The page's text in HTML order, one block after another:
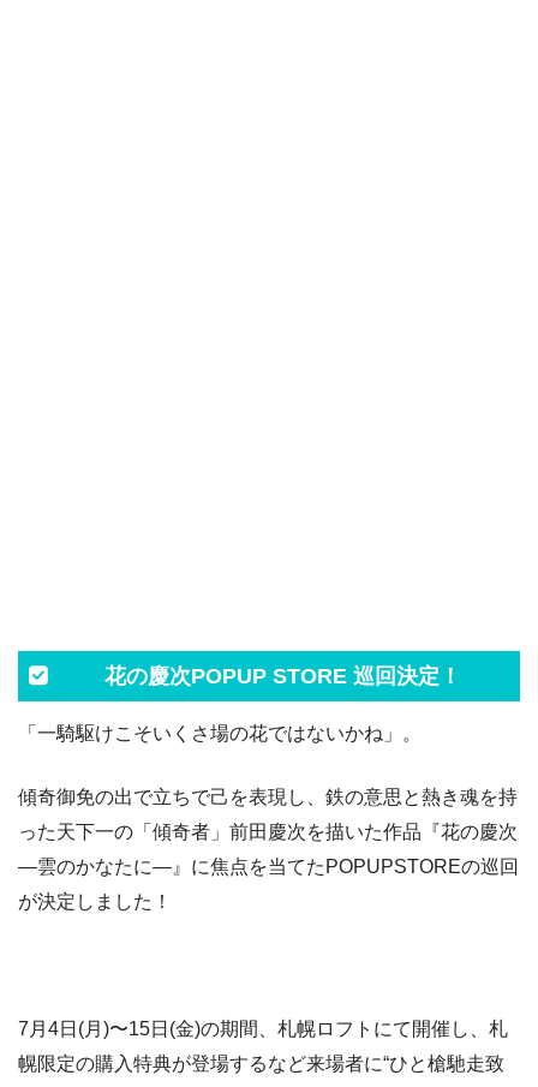
花の慶次POPUP STORE 巡回決定！
「一騎駆けこそいくさ場の花ではないかね」。
傾奇御免の出で立ちで己を表現し、鉄の意思と熱き魂を持
った天下一の「傾奇者」前田慶次を描いた作品『花の慶次
―雲のかなたに―』に焦点を当てたPOPUPSTOREの巡回
が決定しました！
7月4日(月)〜15日(金)の期間、札幌ロフトにて開催し、札
幌限定の購入特典が登場するなど来場者に“ひと槍馳走致